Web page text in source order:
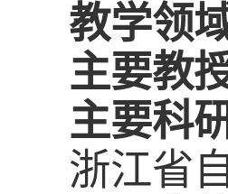
教学领域
主要教
主要科
浙江省